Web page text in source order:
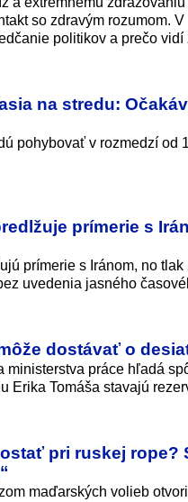
so zdravým rozumom.
politikov a prečo
na stredu:
pohybovať v rozmedzí
prímerie s
prímerie s Iránom, no
uvedenia jasného
dostávať o
ministerstva práce hľadá
Erika Tomáša stavajú
pri ruskej
maďarských volieb